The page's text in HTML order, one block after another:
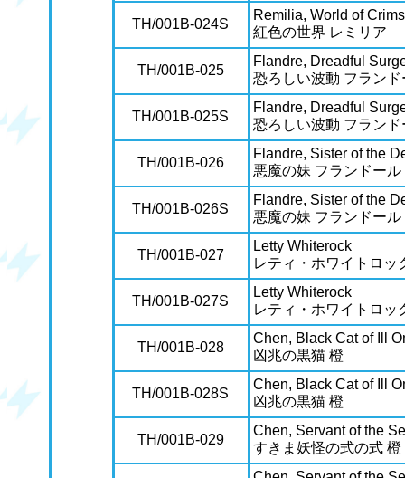
TH/001B-024S
Remilia, World of
紅色の世界 レミリア
TH/001B-025
Flandre, Dreadful
恐ろしい波動 フランド
TH/001B-025S
Flandre, Dreadful
恐ろしい波動 フランド
TH/001B-026
Flandre, Sister of the
悪魔の妹 フランドール
TH/001B-026S
Flandre, Sister of the
悪魔の妹 フランドール
TH/001B-027
Letty Whiterock
レティ・ホワイトロッ
TH/001B-027S
Letty Whiterock
レティ・ホワイトロッ
TH/001B-028
Chen, Black Cat of Ill
凶兆の黒猫 橙
TH/001B-028S
Chen, Black Cat of Ill
凶兆の黒猫 橙
TH/001B-029
Chen, Servant of the
すきま妖怪の式の式 橙